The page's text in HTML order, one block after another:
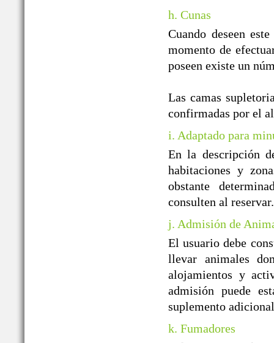
h. Cunas
Cuando deseen
momento de
poseen existe un
Las camas
confirmadas por el
i. Adaptado para
En la descripción
habitaciones y
obstante
consulten al reservar.
j. Admisión de
El usuario debe
llevar animales
alojamientos y
admisión puede
suplemento
k. Fumadores